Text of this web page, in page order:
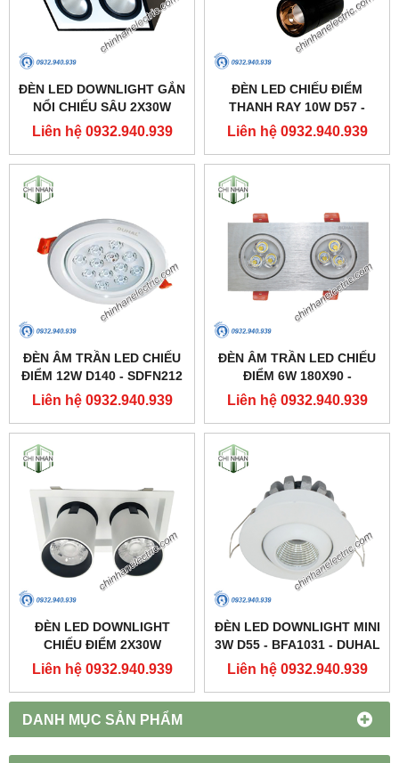
DANH MỤC SẢN PHẨM
ĐÈN LED DOWNLIGHT GẮN
NỔI CHIẾU SÂU 2X30W
310X160 - DFB2301 -
Liên hệ 0932.940.939
ĐÈN LED CHIẾU ĐIỂM
THANH RAY 10W D57 -
DIA1101 - DUHAL
Liên hệ 0932.940.939
ĐÈN ÂM TRẦN LED CHIẾU
ĐIỂM 12W D140 - SDFN212
- DUHAL
Liên hệ 0932.940.939
ĐÈN ÂM TRẦN LED CHIẾU
ĐIỂM 6W 180X90 -
SDFC202 - DUHAL
Liên hệ 0932.940.939
ĐÈN LED DOWNLIGHT
CHIẾU ĐIỂM 2X30W
250X137 - DFC2302 -
Liên hệ 0932.940.939
ĐÈN LED DOWNLIGHT MINI
3W D55 - BFA1031 - DUHAL
Liên hệ 0932.940.939